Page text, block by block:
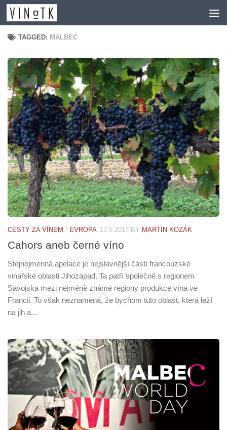
Skip to content
TAGGED: MALBEC
CESTY ZA VÍNEM / EVROPA 13.5.2017 BY MARTIN KOZÁK
Cahors aneb černé víno
Stejnojmenná apelace je nejslavnější částí francouzské
vinařské oblasti Jihozápad. Ta patří společně s regionem
Savojska mezi nejméně známé regiony produkce vína ve
Francii. To však neznamená, že bychom tuto oblast, která leží
na jih a...